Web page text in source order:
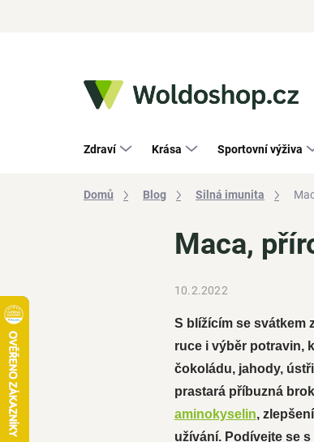
Zdraví Krása Sportovní výživa
Domů Blog Silná imunita
Maca,
10.2.2022
S blížícím se svátkem
ruce i výběr potravin,
čokoládu, jahody,
prastará příbuzná
aminokyselin,
užívání. Podívejte se